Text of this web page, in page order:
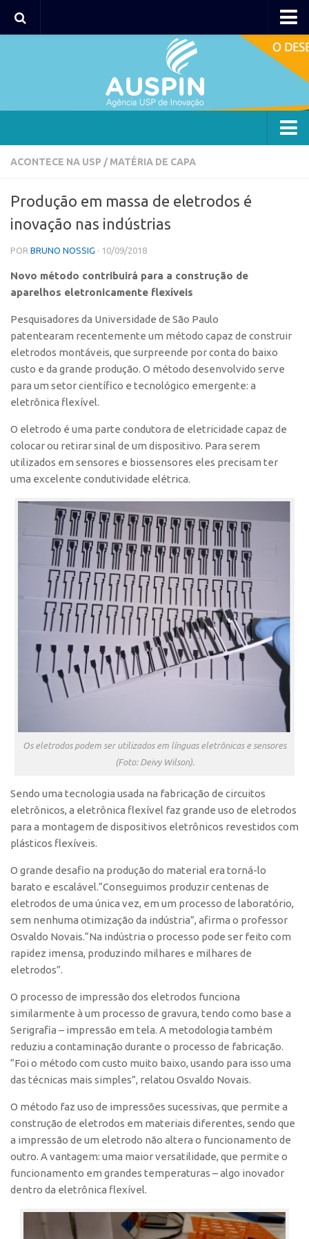
Agência
Coordenação
Polos
Polo Capital
Polo Lorena
Polo Ribeirão Preto
Polo São Carlos
Bolsa Empreendedorismo
Bolsa Startup USP
Conexão USP
Conexão Inter-USP
Leis e Normas
Portal do Inventor
Inteligência Competitiva
Editais
Pesquisa na USP
EMBRAPIIs
CEPIDs
CPEs
INCTs
InovaUSP
Agenda AUSPIN
Fala Inovação
Premiações
Edição 2025
Edição 2019
Edição 2017
Formas de Proteção
Patentes
Marcas
Softwares
Cultivares
Desenho Industrial
Como solicitar
Portal do Inventor
VPI – Vocação para Inovação
ACONTECE NA USP / MATÉRIA DE CAPA
Produção em massa de eletrodos é
inovação nas indústrias
POR BRUNO NOSSIG · 10/09/2018
Novo método contribuirá para a construção de
aparelhos eletronicamente flexíveis
Pesquisadores da Universidade de São Paulo
patentearam recentemente um método capaz de construir
eletrodos montáveis, que surpreende por conta do baixo
custo e da grande produção. O método desenvolvido serve
para um setor científico e tecnológico emergente: a
eletrônica flexível.
O eletrodo é uma parte condutora de eletricidade capaz de
colocar ou retirar sinal de um dispositivo. Para serem
utilizados em sensores e biossensores eles precisam ter
uma excelente condutividade elétrica.
Os eletrodos podem ser utilizados em línguas eletrônicas e sensores
(Foto: Deivy Wilson).
Sendo uma tecnologia usada na fabricação de circuitos
eletrônicos, a eletrônica flexível faz grande uso de eletrodos
para a montagem de dispositivos eletrônicos revestidos com
plásticos flexíveis.
O grande desafio na produção do material era torná-lo
barato e escalável.“Conseguimos produzir centenas de
eletrodos de uma única vez, em um processo de laboratório,
sem nenhuma otimização da indústria”, afirma o professor
Osvaldo Novais.“Na indústria o processo pode ser feito com
rapidez imensa, produzindo milhares e milhares de
eletrodos”.
O processo de impressão dos eletrodos funciona
similarmente à um processo de gravura, tendo como base a
Serigrafia – impressão em tela. A metodologia também
reduziu a contaminação durante o processo de fabricação.
“Foi o método com custo muito baixo, usando para isso uma
das técnicas mais simples”, relatou Osvaldo Novais.
O método faz uso de impressões sucessivas, que permite a
construção de eletrodos em materiais diferentes, sendo que
a impressão de um eletrodo não altera o funcionamento de
outro. A vantagem: uma maior versatilidade, que permite o
funcionamento em grandes temperaturas – algo inovador
dentro da eletrônica flexível.